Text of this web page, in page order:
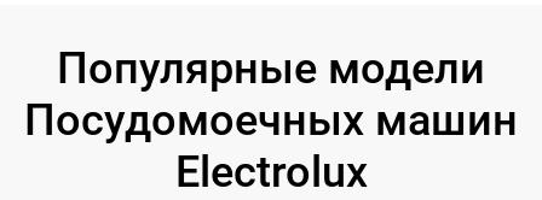
Популярные модели
Посудомоечных машин
Electrolux